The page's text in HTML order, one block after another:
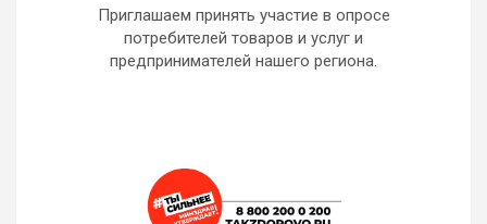
Приглашаем принять участие в опросе
потребителей товаров и услуг и
предпринимателей нашего региона.